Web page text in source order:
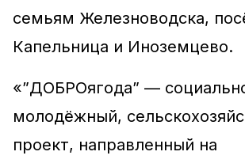
семьям Железноводска,
Капельница и Иноземцево.
«”ДОБРОягода” —
молодёжный,
проект, направленный на